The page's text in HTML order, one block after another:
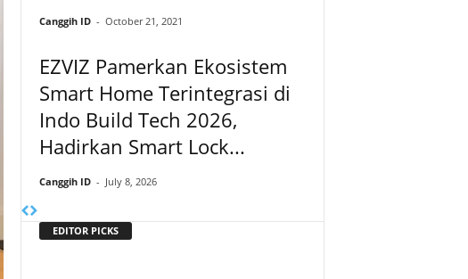
Canggih ID - October 21, 2021
EZVIZ Pamerkan Ekosistem
Smart Home Terintegrasi di
Indo Build Tech 2026,
Hadirkan Smart Lock...
Canggih ID - July 8, 2026
EDITOR PICKS